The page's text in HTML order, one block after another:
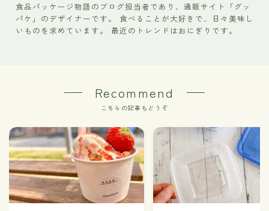
食品パッケージ物語のブログ担当者であり、通販サイト「グッ
パケ」のデザイナーです。 食べることが大好きで、日々美味し
いものを求めています。 最近のトレンドはおにぎりです。
Recommend
こちらの記事もどうぞ